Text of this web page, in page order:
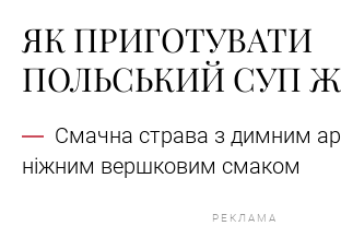
ЯК ПРИГОТУВАТИ
ПОЛЬСЬКИЙ СУП
Смачна страва з димним
ніжним вершковим смаком
РЕКЛАМА